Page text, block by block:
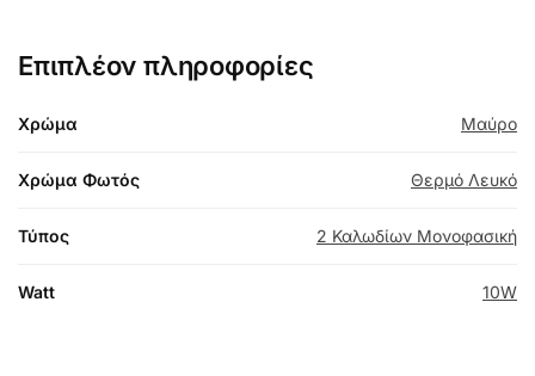
Επιπλέον πληροφορίες
Χρώμα Μαύρο
Χρώμα Φωτός Θερμό Λευκό
Τύπος 2 Καλωδίων Μονοφασική
Watt 10W